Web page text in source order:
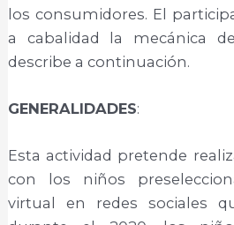
los consumidores. El
a cabalidad la mecánica
describe a continuación.
GENERALIDADES:
Esta actividad pretende
con los niños
virtual en redes sociales